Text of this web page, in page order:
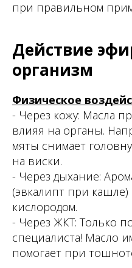
при правильном
Действие
организм
Физическое
- Через кожу: Масла
влияя на органы.
мяты снимает
на виски.
- Через дыхание:
(эвкалипт при
кислородом.
- Через ЖКТ: Только
специалиста! Масло
помогает при